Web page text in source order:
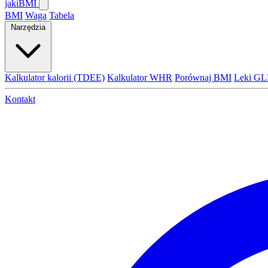
jakiBMI
BMI Waga Tabela
Narzędzia
Kalkulator kalorii (TDEE) Kalkulator WHR Porównaj BMI Leki
Kontakt